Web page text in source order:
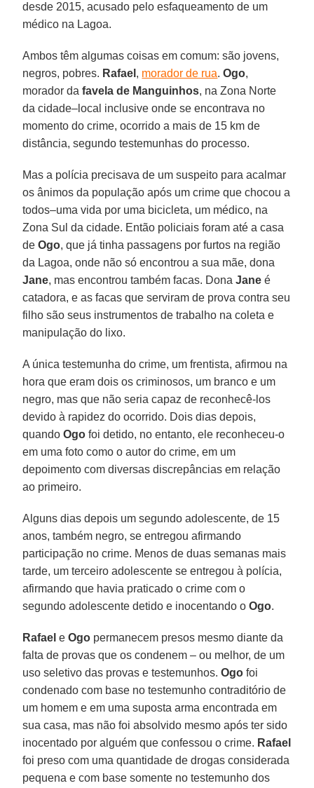
desde 2015, acusado pelo esfaqueamento de um
médico na Lagoa.
Ambos têm algumas coisas em comum: são jovens,
negros, pobres. Rafael , morador de rua.Ogo,
morador dafavela de Manguinhos, na Zona Norte
da cidade–local inclusive onde se encontrava no
momento do crime, ocorrido a mais de 15 km de
distância, segundo testemunhas do processo.
Mas a polícia precisava de um suspeito para acalmar
os ânimos da população após um crime que chocou a
todos–uma vida por uma bicicleta, um médico, na
Zona Sul da cidade. Então policiais foram até a casa
deOgo, que já tinha passagens por furtos na região
da Lagoa, onde não só encontrou a sua mãe, dona
Jane, mas encontrou também facas. DonaJane é
catadora, e as facas que serviram de prova contra seu
filho são seus instrumentos de trabalho na coleta e
manipulação do lixo.
A única testemunha do crime, um frentista, afirmou na
hora que eram dois os criminosos, um branco e um
negro, mas que não seria capaz de reconhecê-los
devido à rapidez do ocorrido. Dois dias depois,
quandoOgo foi detido, no entanto, ele reconheceu-o
em uma foto como o autor do crime, em um
depoimento com diversas discrepâncias em relação
ao primeiro.
Alguns dias depois um segundo adolescente, de 15
anos, também negro, se entregou afirmando
participação no crime. Menos de duas semanas mais
tarde, um terceiro adolescente se entregou à polícia,
afirmando que havia praticado o crime com o
segundo adolescente detido e inocentando oOgo.
Rafael eOgo permanecem presos mesmo diante da
falta de provas que os condenem – ou melhor, de um
uso seletivo das provas e testemunhos.Ogo foi
condenado com base no testemunho contraditório de
um homem e em uma suposta arma encontrada em
sua casa, mas não foi absolvido mesmo após ter sido
inocentado por alguém que confessou o crime. Rafael
foi preso com uma quantidade de drogas considerada
pequena e com base somente no testemunho dos